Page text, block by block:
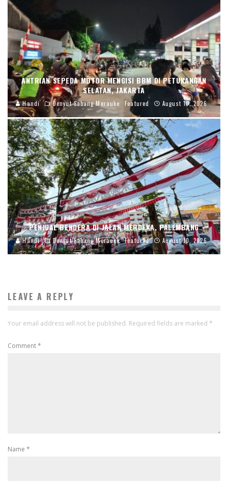
ANTRIAN SEPEDA MOTOR MENGISI BBM DI PETUKANGAN
SELATAN, JAKARTA
Handi Denyut Sabang Merauke Featured August 10, 2026
PENJUAL BENDERA DI JALAN MERDEKA, PALEMBANG
Handi Denyut Sabang Merauke Featured August 10, 2026
LEAVE A REPLY
Your email address will not be published. Required fields are marked *
Comment*
Name *